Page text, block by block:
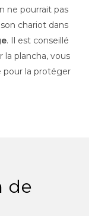
ne pourrait pas
chariot dans
. Il est conseillé
la plancha, vous
pour la protéger
de